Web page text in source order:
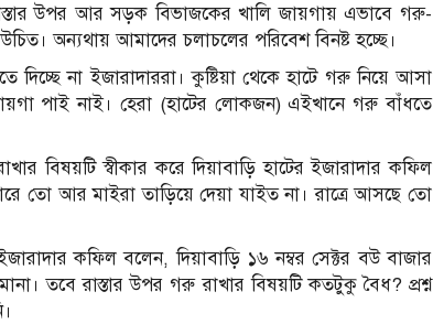
উপর আর সড়ক বিভাজকের খালি জায়গায় এভাবে গরু-
অন্যথায় আমাদের চলাচলের পরিবেশ বিনষ্ট হচ্ছে।
দিচ্ছে না ইজারাদাররা। কুষ্টিয়া থেকে হাটে গরু নিয়ে আসা
পাই নাই। হেরা (হাটের লোকজন) এইখানে গরু বাঁধতে
বিষয়টি স্বীকার করে দিয়াবাড়ি হাটের ইজারাদার কফিল
তো আর মাইরা তাড়িয়ে দেয়া যাইত না। রাত্রে আসছে তো
কফিল বলেন, দিয়াবাড়ি ১৬ নম্বর সেক্টর বউ বাজার
তবে রাস্তার উপর গরু রাখার বিষয়টি কতটুকু বৈধ? প্রশ্ন